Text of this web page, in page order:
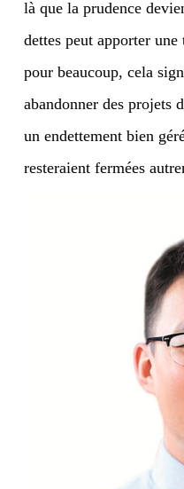
là que la prudence
dettes peut apporter
pour beaucoup, cela
abandonner des projets
un endettement bien
resteraient fermées